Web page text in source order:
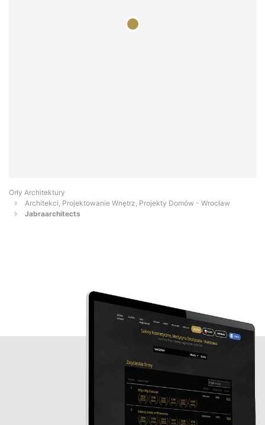
Orły Architektury
Architekci, Projektowanie Wnętrz, Projekty Domów - Wrocław
Jabraarchitects